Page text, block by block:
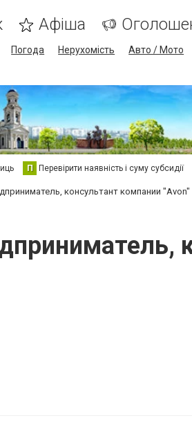
Афіша
Погода Нерухомість Авто / Мото
П Перевірити наявність і суму субсидії
консультант компании "Avon"